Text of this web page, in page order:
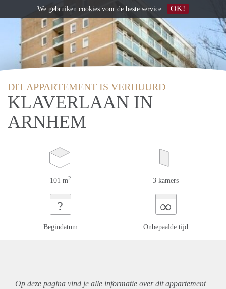
DIT APPARTEMENT IS VERHUURD
KLAVERLAAN IN
ARNHEM
101 m2 3 kamers
?
Begindatum
∞
Onbepaalde tijd
Op deze pagina vind je alle informatie over ditappartement
We gebruiken cookies voor de beste service OK!